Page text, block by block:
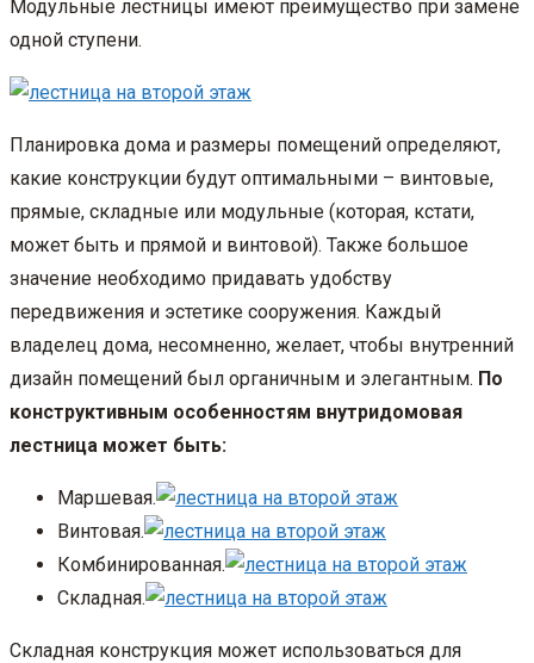
Модульные лестницы имеют преимущество при замене
одной ступени.
Планировка дома и размеры помещений определяют,
какие конструкции будут оптимальными – винтовые,
прямые, складные или модульные (которая, кстати,
может быть и прямой и винтовой). Также большое
значение необходимо придавать удобству
передвижения и эстетике сооружения. Каждый
владелец дома, несомненно, желает, чтобы внутренний
дизайн помещений был органичным и элегантным. По
конструктивным особенностям внутридомовая
лестница может быть:
Маршевая.
Винтовая.
Комбинированная.
Складная.
Складная конструкция может использоваться для